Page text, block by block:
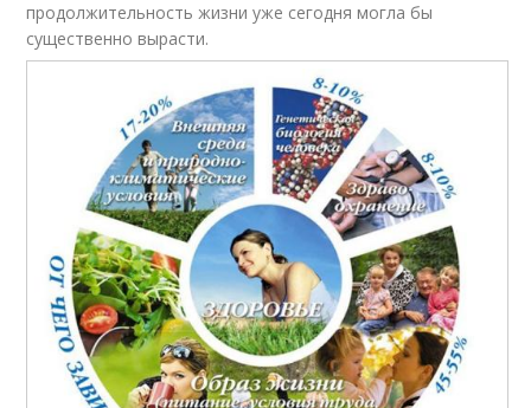
продолжительность жизни уже сегодня могла бы
существенно вырасти.